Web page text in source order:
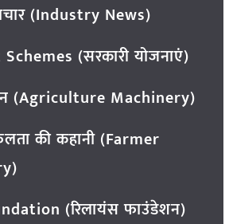
(Industry News)
(सरकारी योजनाएं)
(Agriculture Machinery)
की कहानी (Farmer
(रिलायंस फाउंडेशन)